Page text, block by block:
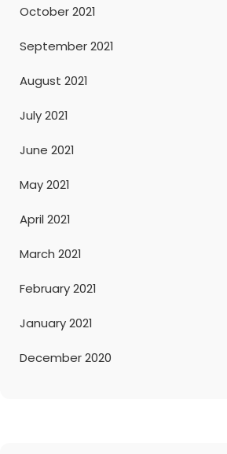
October 2021
September 2021
August 2021
July 2021
June 2021
May 2021
April 2021
March 2021
February 2021
January 2021
December 2020